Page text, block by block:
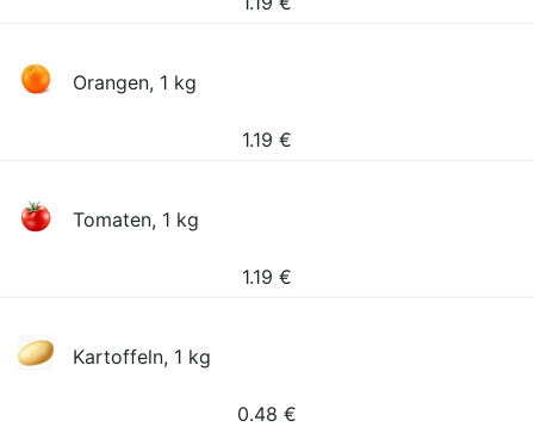
Orangen, 1 kg
1.19 €
Tomaten, 1 kg
1.19 €
Kartoffeln, 1 kg
0.48 €